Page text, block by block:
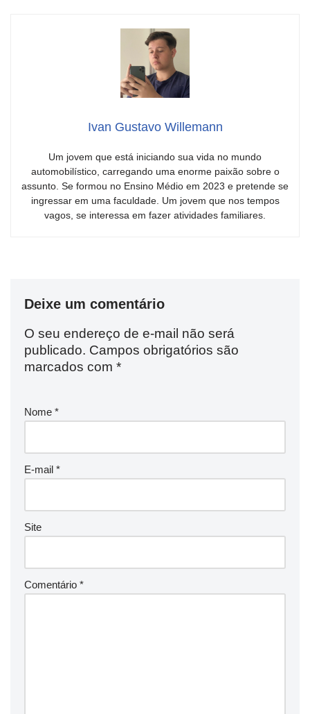
Ivan Gustavo Willemann
Um jovem que está iniciando sua vida no mundo
automobilístico, carregando uma enorme paixão sobre o
assunto. Se formou no Ensino Médio em 2023 e pretende se
ingressar em uma faculdade. Um jovem que nos tempos
vagos, se interessa em fazer atividades familiares.
Deixe um comentário
O seu endereço de e-mail não será
publicado. Campos obrigatórios são
marcados com *
Nome *
E-mail *
Site
Comentário *